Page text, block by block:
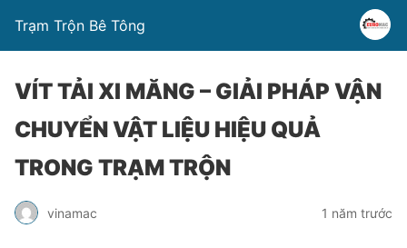
Trạm Trộn Bê Tông
VÍT TẢI XI MĂNG – GIẢI PHÁP VẬN
CHUYỂN VẬT LIỆU HIỆU QUẢ
TRONG TRẠM TRỘN
vinamac 1 năm trước